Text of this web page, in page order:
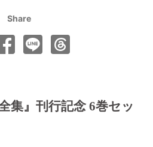
Share
集』刊行記念 6巻セッ